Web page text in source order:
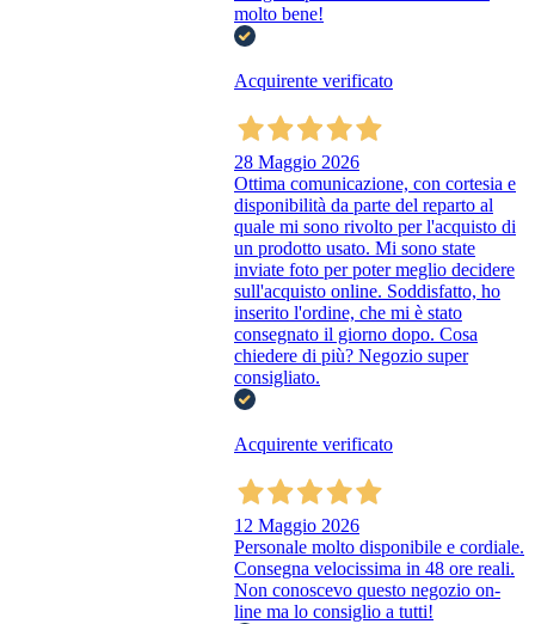
molto bene!
Acquirente verificato
28 Maggio 2026
Ottima comunicazione, con cortesia e
disponibilità da parte del reparto al
quale mi sono rivolto per l'acquisto di
un prodotto usato. Mi sono state
inviate foto per poter meglio decidere
sull'acquisto online. Soddisfatto, ho
inserito l'ordine, che mi è stato
consegnato il giorno dopo. Cosa
chiedere di più? Negozio super
consigliato.
Acquirente verificato
12 Maggio 2026
Personale molto disponibile e cordiale.
Consegna velocissima in 48 ore reali.
Non conoscevo questo negozio on-
line ma lo consiglio a tutti!